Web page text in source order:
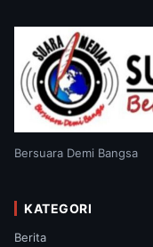
Bersuara Demi Bangsa
KATEGORI
Berita